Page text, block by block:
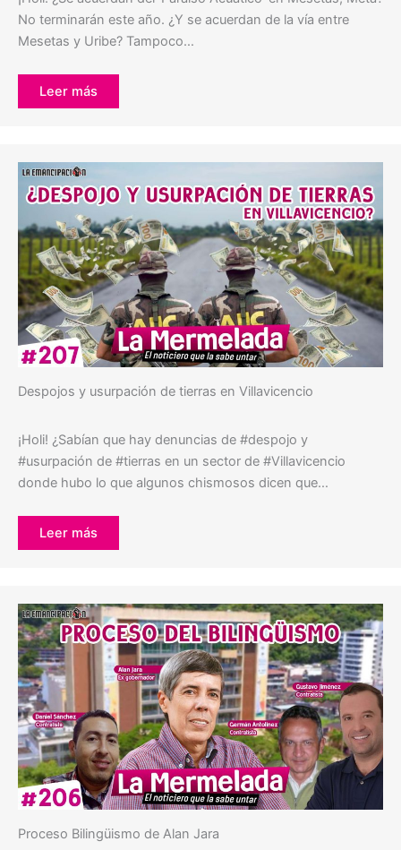
No terminarán este año. ¿Y se acuerdan de la vía entre
Mesetas y Uribe? Tampoco…
Leer más
Despojos y usurpación de tierras en Villavicencio
¡Holi! ¿Sabían que hay denuncias de #despojo y
#usurpación de #tierras en un sector de #Villavicencio
donde hubo lo que algunos chismosos dicen que…
Leer más
Proceso Bilingüismo de Alan Jara